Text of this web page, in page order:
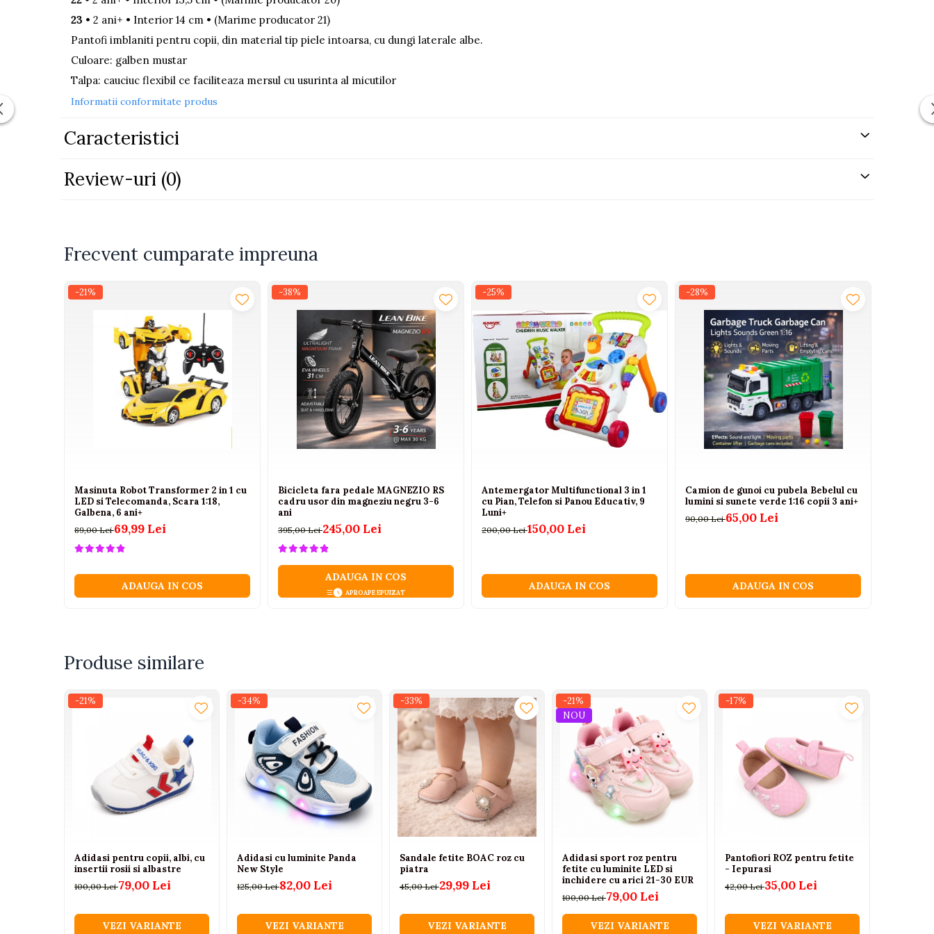
Piscine gonflabile
Ochelari scufundari
Locuri de joaca
Jocuri sportive
Masinute si vehicule electrice
ATV & BUGGY electrice
Tractoare electrice
Seturi copii si bebelusi
Body-uri bebe
Treninguri copii
Baia bebelusului
Accesorii pentru hranire
Seturi de hranire
Cani, pahare si accesorii
Suzete si accesorii
Incalzitoare pentru biberoane si
23 • 2 ani+ • Interior 14 cm • (Marime producator 21)
Pantofi imblaniti pentru copii, din material tip piele intoarsa, cu dungi laterale albe.
Culoare: galben mustar
Talpa: cauciuc flexibil ce faciliteaza mersul cu usurinta al micutilor
Informatii conformitate produs
Caracteristici
Review-uri (0)
Frecvent cumparate impreuna
-21%
Masinuta Robot Transformer 2 in 1 cu
LED si Telecomanda, Scara 1:18,
Galbena, 6 ani+
89,00 Lei69,99 Lei
ADAUGA IN COS
-38%
Bicicleta fara pedale MAGNEZIO RS
cadru usor din magneziu negru 3-6
ani
395,00 Lei245,00 Lei
ADAUGA IN COS
APROAPE EPUIZAT
-25%
Antemergator Multifunctional 3 in 1
cu Pian, Telefon si Panou Educativ, 9
Luni+
200,00 Lei150,00 Lei
ADAUGA IN COS
-28%
Camion de gunoi cu pubela Bebelul cu
lumini si sunete verde 1:16 copii 3 ani+
90,00 Lei65,00 Lei
ADAUGA IN COS
Produse similare
-21%
Adidasi pentru copii, albi, cu
insertii rosii si albastre
100,00 Lei79,00 Lei
VEZI VARIANTE
-34%
Adidasi cu luminite Panda
New Style
125,00 Lei82,00 Lei
VEZI VARIANTE
-33%
Sandale fetite BOAC roz cu
piatra
45,00 Lei29,99 Lei
VEZI VARIANTE
-21%
NOU
Adidasi sport roz pentru
fetite cu luminite LED si
inchidere cu arici 21-30 EUR
100,00 Lei79,00 Lei
VEZI VARIANTE
-17%
Pantofiori ROZ pentru fetite
- Iepurasi
42,00 Lei35,00 Lei
VEZI VARIANTE